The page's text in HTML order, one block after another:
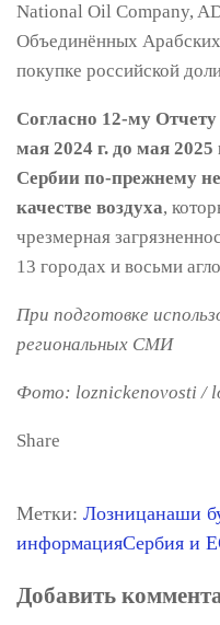
National Oil Company,
Объединённых
покупке российской
Согласно 12-му
мая 2024 г. до мая 2025
Сербии по-прежнему
качестве воздуха,
чрезмерная
13 городах и восьми
При подготовке
региональных СМИ
Фото: loznickenovosti /
Share
Метки: Лозницанаши
информацияСербия и
Добавить